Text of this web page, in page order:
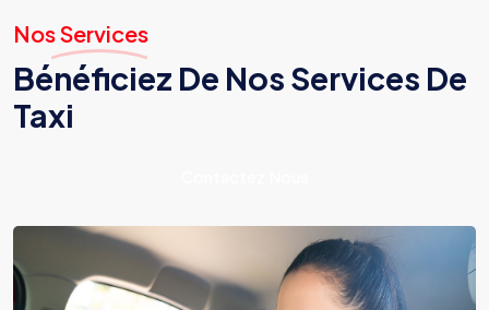
Nos Services
Bénéficiez De Nos Services De
Taxi